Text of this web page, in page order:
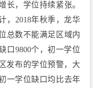
长，学位持续紧张。
，2018年秋季，龙华
总数不能满足区域内
口9800个，初一学位
发布的学位预警，大
一学位缺口均比去年